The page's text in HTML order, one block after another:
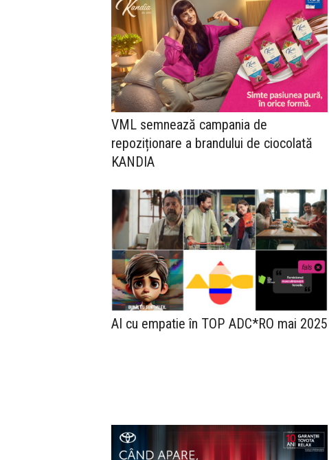
VML semnează campania de
repoziționare a brandului de ciocolată
KANDIA
AI cu empatie în TOP ADC*RO mai 2025